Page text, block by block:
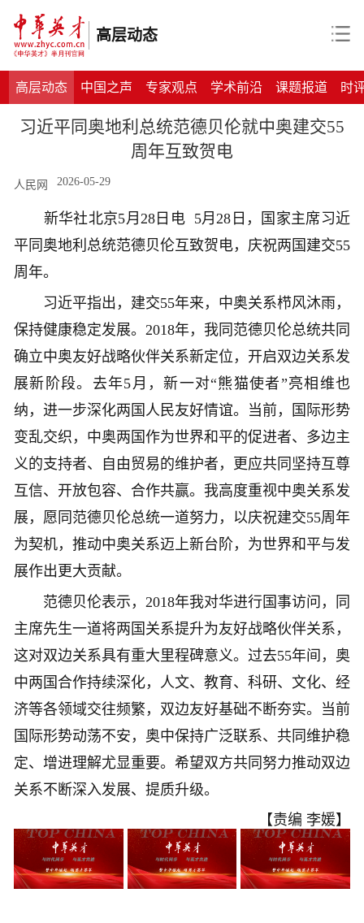
高层动态
高层动态 中国之声 专家观点 学术前沿 课题报道 时
习近平同奥地利总统范德贝伦就中奥建交55
周年互致贺电
人民网 2026-05-29
新华社北京5月28日电 5月28日，国家主席习近
平同奥地利总统范德贝伦互致贺电，庆祝两国建交55
周年。
习近平指出，建交55年来，中奥关系栉风沐雨，
保持健康稳定发展。2018年，我同范德贝伦总统共同
确立中奥友好战略伙伴关系新定位，开启双边关系发
展新阶段。去年5月，新一对“熊猫使者”亮相维也
纳，进一步深化两国人民友好情谊。当前，国际形势
变乱交织，中奥两国作为世界和平的促进者、多边主
义的支持者、自由贸易的维护者，更应共同坚持互尊
互信、开放包容、合作共赢。我高度重视中奥关系发
展，愿同范德贝伦总统一道努力，以庆祝建交55周年
为契机，推动中奥关系迈上新台阶，为世界和平与发
展作出更大贡献。
范德贝伦表示，2018年我对华进行国事访问，同
主席先生一道将两国关系提升为友好战略伙伴关系，
这对双边关系具有重大里程碑意义。过去55年间，奥
中两国合作持续深化，人文、教育、科研、文化、经
济等各领域交往频繁，双边友好基础不断夯实。当前
国际形势动荡不安，奥中保持广泛联系、共同维护稳
定、增进理解尤显重要。希望双方共同努力推动双边
关系不断深入发展、提质升级。
【责编 李媛】